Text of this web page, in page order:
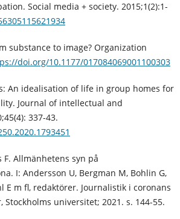
Social media + society. 2015;1(2):1-
substance to image? Organization
doi.org/10.1177/017084069001100303
An idealisation of life in group homes for
Journal of intellectual and
337-43.
F. Allmänhetens syn på
I: Andersson U, Bergman M, Bohlin G,
E m fl, redaktörer. Journalistik i coronans
universitet; 2021. s. 144-55.